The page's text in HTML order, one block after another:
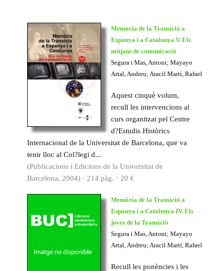
Memòria de la Transició a
Espanya i a Catalunya V. Els
mitjans de comunicació
Segura i Mas, Antoni; Mayayo
Artal, Andreu; Aracil Martí, Rafael
Aquest cinquè volum,
recull les intervencions al
curs organitzat pel Centre
d?Estudis Històrics
Internacional de la Universitat de Barcelona, que va
tenir lloc al Col?legi d...
(Publicacions i Edicions de la Universitat de
Barcelona, 2004) · 214 pàg. · 20 €
Memòria de la Transició a
Espanya i a Catalunya IV. Els
joves de la Transició
Segura i Mas, Antoni; Mayayo
Artal, Andreu; Aracil Martí, Rafael
Recull les ponències i les